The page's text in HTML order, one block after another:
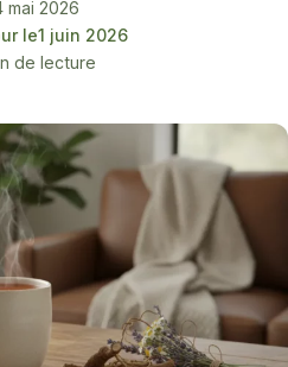
mai 2026
le1 juin 2026
de lecture